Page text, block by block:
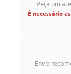
Peça um
É necessário
Envie